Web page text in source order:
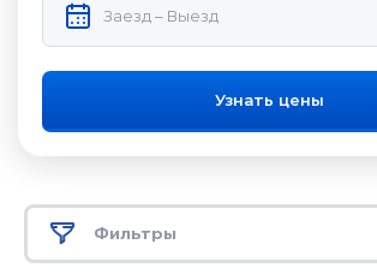
Узнать цены
Фильтры